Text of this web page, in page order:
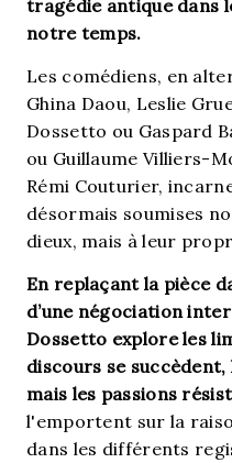
tragédie antique dans
notre temps.
Les comédiens, en
Ghina Daou, Leslie
Dossetto ou Gaspard
ou Guillaume Villiers-
Rémi Couturier,
désormais soumises
dieux, mais à leur
En replaçant la pièce
d’une négociation
Dossetto explore les
discours se
mais les passions
l'emportent sur la
dans les différents